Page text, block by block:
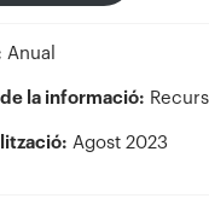
Anual
la informació:
Agost 2023